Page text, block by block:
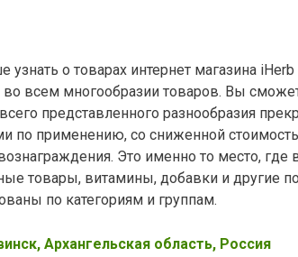
о товарах интернет магазина
всем многообразии товаров. Вы
представленного разнообразия
по применению, со сниженной
Это именно то место, где
товары, витамины, добавки и другие
по категориям и группам.
Архангельская область, Россия